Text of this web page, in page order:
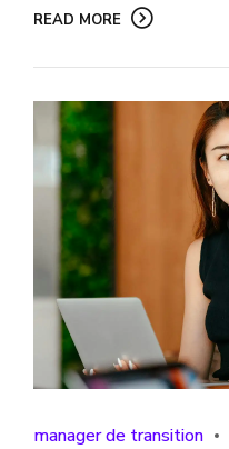
READ MORE
manager de transition